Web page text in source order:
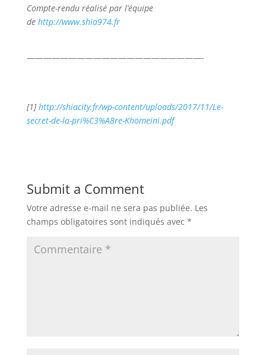
Compte-rendu réalisé par l’équipe
de http://www.shia974.fr
—————————————————————-
[1]http://shiacity.fr/wp-content/uploads/2017/11/Le-
secret-de-la-pri%C3%A8re-Khomeini.pdf
Submit a Comment
Votre adresse e-mail ne sera pas publiée. Les
champs obligatoires sont indiqués avec *